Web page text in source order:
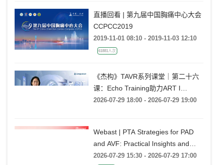
直播回看 | 第九届中国胸痛中心大会
CCPCC2019
2019-11-01 08:10 - 2019-11-03 12:10
61881人次
《杰构》TAVR系列课堂｜第二十六
课：Echo Training助力ART I
Rebecca T. Hahn教授《第二期-主动
2026-07-29 18:00 - 2026-07-29 19:00
Webast | PTA Strategies for PAD
and AVF: Practical Insights and
Techniques
2026-07-29 15:30 - 2026-07-29 17:00